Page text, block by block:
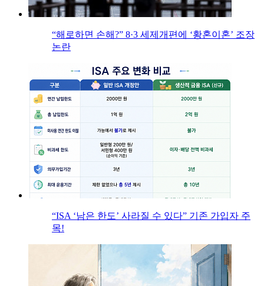
“해로하면 손해?” 8·3 세제개편에 ‘황혼이혼’ 조장
논란
“ISA ‘남은 한도’ 사라질 수 있다” 기존 가입자 주
목!